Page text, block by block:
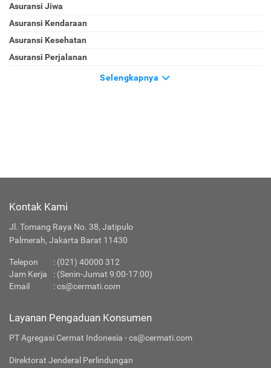
Asuransi Jiwa
Asuransi Kendaraan
Asuransi Kesehatan
Asuransi Perjalanan
Selengkapnya
Kontak Kami
Jl. Tomang Raya No. 38, Jatipulo
Palmerah, Jakarta Barat 11430
Telepon : (021) 40000 312
Jam Kerja
: (Senin-Jumat 9:00-17:00)
Email
:cs@cermati.com
Layanan Pengaduan Konsumen
PT Agregasi Cermat Indonesia - cs@cermati.com
Direktorat Jenderal Perlindungan